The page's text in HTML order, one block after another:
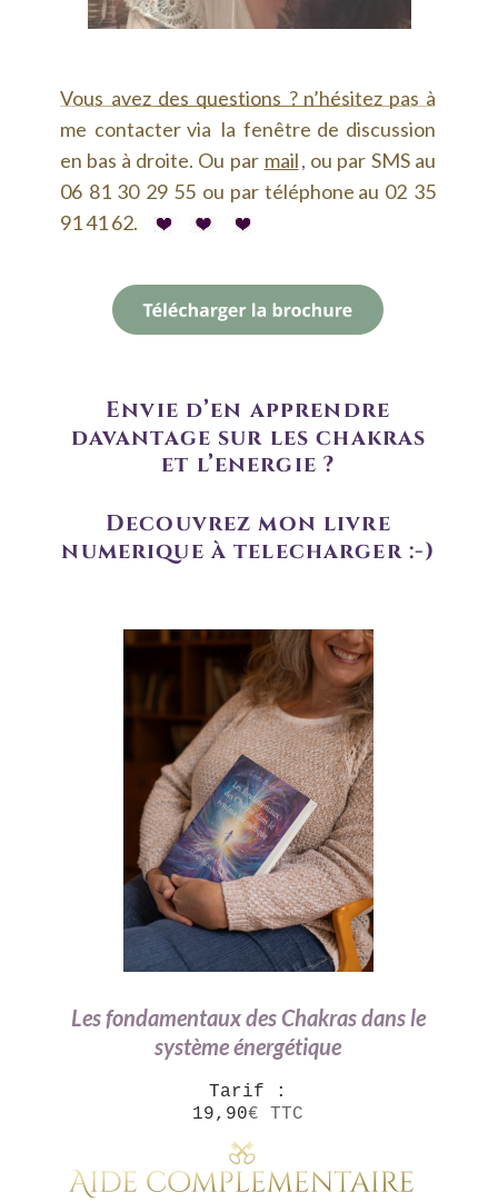
Vous avez des questions ? n’hésitez pas à
me contacter via la fenêtre de discussion
en bas à droite. Ou par mail, ou par SMS au
06 81 30 29 55 ou par téléphone au 02 35
91 41 62.
Envie d’en apprendre
davantage sur les chakras
et l’énergie ?
Découvrez mon livre
numérique à télécharger :-)
Les fondamentaux des Chakras dans le
système énergétique
Tarif :
19,90€ TTC